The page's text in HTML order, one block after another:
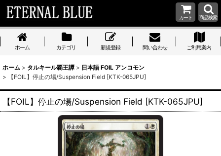
カート 商品検索
ホーム カテゴリ 新規登録 問い合わせ ご利用案内
ホーム > タルキール覇王譚 > 日本語 FOIL アンコモン
>
【FOIL】停止の場/Suspension Field [KTK-065JPU]
【FOIL】停止の場/Suspension Field [KTK-065JPU]